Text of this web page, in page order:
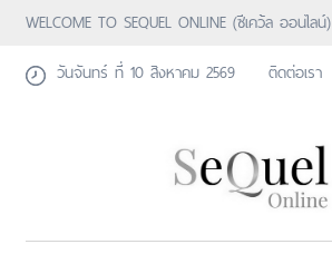
WELCOME TO SEQUEL ONLINE (ซีเคว้ล ออนไลน์)
วันจันทร์ ที่ 10 สิงหาคม 2569
ติดต่อเรา